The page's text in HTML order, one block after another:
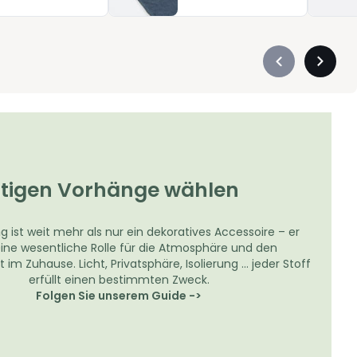
Précédent
à
à
Vorhänge wählen
ist weit mehr als nur ein dekoratives Accessoire – er
wesentliche Rolle für die Atmosphäre und den
Zuhause. Licht, Privatsphäre, Isolierung … jeder Stoff
erfüllt einen bestimmten Zweck.
Folgen Sie unserem Guide ->